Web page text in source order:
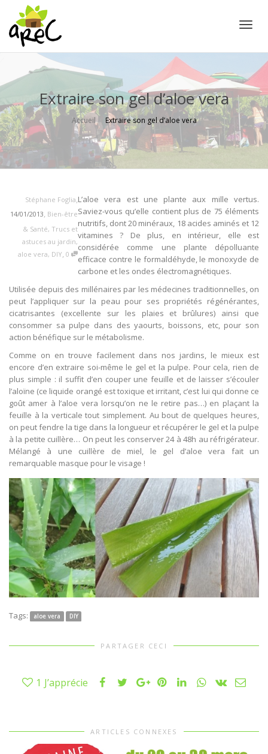
Extraire son gel d’aloe vera
Accueil Extraire son gel d’aloe vera
Stéphane Foglia,
14/01/2013, Bien-être
& Santé, Trucs et
astuces au jardin,
aloe vera, DIY, 0
L’aloe vera est une plante aux mille vertus.
Saviez-vous qu’elle contient plus de 75 éléments
nutritifs, dont 20 minéraux, 18 acides aminés et 12
vitamines ? De plus, en intérieur, elle est
considérée comme une plante dépolluante
efficace contre le formaldéhyde, le monoxyde de
carbone et les ondes électromagnétiques.
Utilisée depuis des millénaires par les médecines traditionnelles, on
peut l’appliquer sur la peau pour ses propriétés régénérantes,
cicatrisantes (excellente sur les plaies et brûlures) ainsi que
consommer sa pulpe dans des yaourts, boissons, etc, pour son
action bénéfique sur le métabolisme.
Comme on en trouve facilement dans nos jardins, le mieux est
encore d’en extraire soi-même le gel et la pulpe. Pour cela, rien de
plus simple : il suffit d’en couper une feuille et de laisser s’écouler
l’aloïne (ce liquide orangé est toxique et irritant, c’est lui qui donne ce
goût amer à l’aloe vera lorsqu’on ne le retire pas…) en plaçant la
feuille à la verticale tout simplement. Au bout de quelques heures,
on peut fendre la tige dans la longueur et récupérer le gel et la pulpe
à la petite cuillère… On peut les conserver 24 à 48h au réfrigérateur.
Mélangé à une cuillère de miel, le gel d’aloe vera fait un
remarquable masque pour le visage !
Tags: aloe vera DIY
PARTAGER CECI
1 J’apprécie
ARTICLES CONNEXES